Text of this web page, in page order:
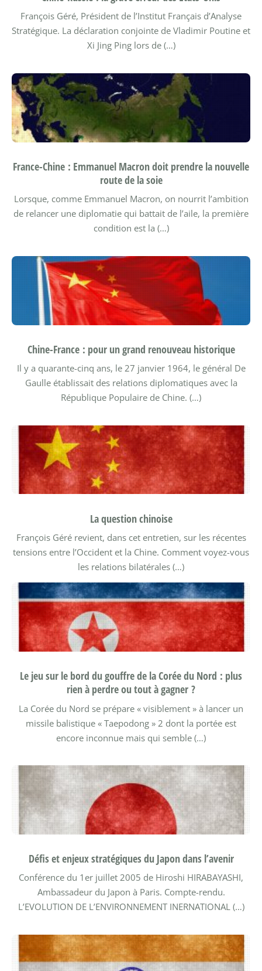
François Géré, Président de l’Institut Français d’Analyse
Stratégique. La déclaration conjointe de Vladimir Poutine et
Xi Jing Ping lors de (…)
France-Chine : Emmanuel Macron doit prendre la nouvelle
route de la soie
Lorsque, comme Emmanuel Macron, on nourrit l’ambition
de relancer une diplomatie qui battait de l’aile, la première
condition est la (…)
Chine-France : pour un grand renouveau historique
Il y a quarante-cinq ans, le 27 janvier 1964, le général De
Gaulle établissait des relations diplomatiques avec la
République Populaire de Chine. (…)
La question chinoise
François Géré revient, dans cet entretien, sur les récentes
tensions entre l’Occident et la Chine. Comment voyez-vous
les relations bilatérales (…)
Le jeu sur le bord du gouffre de la Corée du Nord : plus
rien à perdre ou tout à gagner ?
La Corée du Nord se prépare « visiblement » à lancer un
missile balistique « Taepodong » 2 dont la portée est
encore inconnue mais qui semble (…)
Défis et enjeux stratégiques du Japon dans l’avenir
Conférence du 1er juillet 2005 de Hiroshi HIRABAYASHI,
Ambassadeur du Japon à Paris. Compte-rendu.
L’EVOLUTION DE L’ENVIRONNEMENT INERNATIONAL (…)